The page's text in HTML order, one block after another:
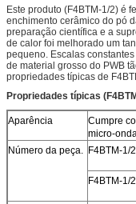
Este produto (F4BTM-1/2) é
enchimento cerâmico do pó
preparação científica e a
de calor foi melhorado um
pequeno. Escalas
de material grosso do PWB
propriedades típicas de
Propriedades típicas
Aparência
Cumpre
micro-
Número da peça. F4BTM-1/
F4BTM-1/